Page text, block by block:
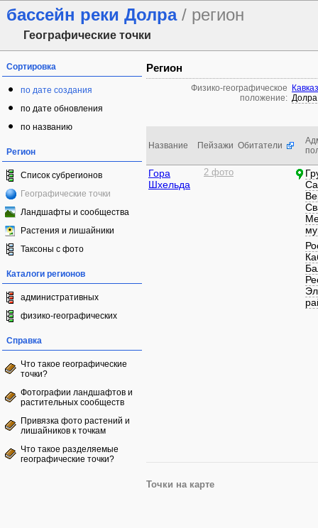
бассейн реки Долра/ регион
Географические точки
Сортировка
по дате создания
по дате обновления
по названию
Регион
Список субрегионов
Географические точки
Ландшафты и сообщества
Растения и лишайники
Таксоны с фото
Каталоги регионов
административных
физико-географических
Справка
Что такое географические
точки?
Фотографии ландшафтов и
растительных сообществ
Привязка фото растений и
лишайников к точкам
Что такое разделяемые
географические точки?
Регион
Физико-географическое
положение:
Кавказ
Долра
Название Пейзажи Обитатели
Гора
Шхельда
2 фото
Точки на карте